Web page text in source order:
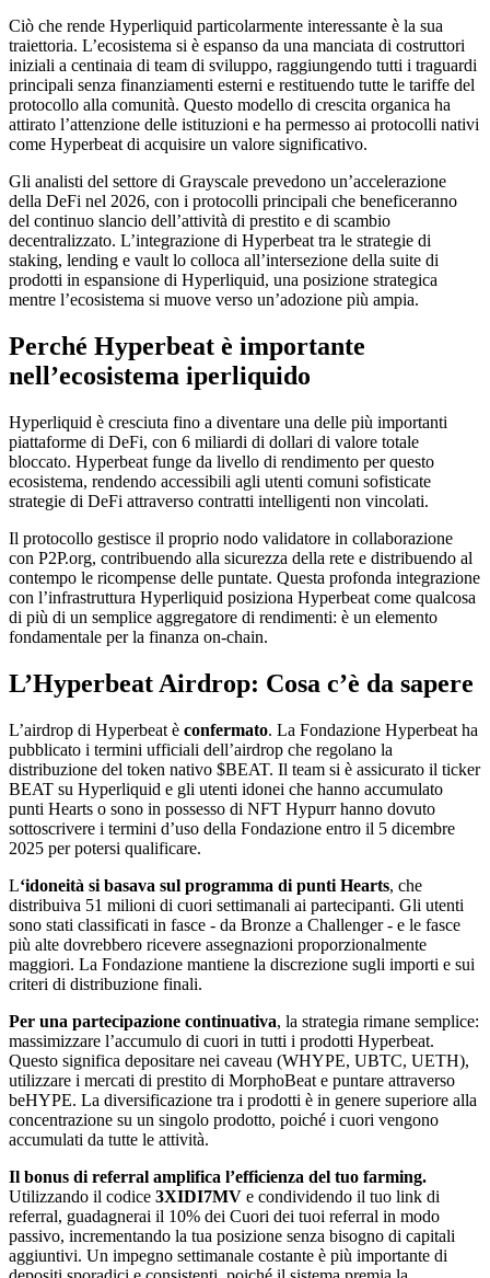
Ciò che rende Hyperliquid particolarmente interessante è la sua
traiettoria. L’ecosistema si è espanso da una manciata di costruttori
iniziali a centinaia di team di sviluppo, raggiungendo tutti i traguardi
principali senza finanziamenti esterni e restituendo tutte le tariffe del
protocollo alla comunità. Questo modello di crescita organica ha
attirato l’attenzione delle istituzioni e ha permesso ai protocolli nativi
come Hyperbeat di acquisire un valore significativo.
Gli analisti del settore di Grayscale prevedono un’accelerazione
della DeFi nel 2026, con i protocolli principali che beneficeranno
del continuo slancio dell’attività di prestito e di scambio
decentralizzato. L’integrazione di Hyperbeat tra le strategie di
staking, lending e vault lo colloca all’intersezione della suite di
prodotti in espansione di Hyperliquid, una posizione strategica
mentre l’ecosistema si muove verso un’adozione più ampia.
Perché Hyperbeat è importante
nell’ecosistema iperliquido
Hyperliquid è cresciuta fino a diventare una delle più importanti
piattaforme di DeFi, con 6 miliardi di dollari di valore totale
bloccato. Hyperbeat funge da livello di rendimento per questo
ecosistema, rendendo accessibili agli utenti comuni sofisticate
strategie di DeFi attraverso contratti intelligenti non vincolati.
Il protocollo gestisce il proprio nodo validatore in collaborazione
con P2P.org, contribuendo alla sicurezza della rete e distribuendo al
contempo le ricompense delle puntate. Questa profonda integrazione
con l’infrastruttura Hyperliquid posiziona Hyperbeat come qualcosa
di più di un semplice aggregatore di rendimenti: è un elemento
fondamentale per la finanza on-chain.
L’Hyperbeat Airdrop: Cosa c’è da sapere
L’airdrop di Hyperbeat è confermato. La Fondazione Hyperbeat ha
pubblicato i termini ufficiali dell’airdrop che regolano la
distribuzione del token nativo $BEAT. Il team si è assicurato il ticker
BEAT su Hyperliquid e gli utenti idonei che hanno accumulato
punti Hearts o sono in possesso di NFT Hypurr hanno dovuto
sottoscrivere i termini d’uso della Fondazione entro il 5 dicembre
2025 per potersi qualificare.
L‘idoneità si basava sul programma di punti Hearts, che
distribuiva 51 milioni di cuori settimanali ai partecipanti. Gli utenti
sono stati classificati in fasce - da Bronze a Challenger - e le fasce
più alte dovrebbero ricevere assegnazioni proporzionalmente
maggiori. La Fondazione mantiene la discrezione sugli importi e sui
criteri di distribuzione finali.
Per una partecipazione continuativa, la strategia rimane semplice:
massimizzare l’accumulo di cuori in tutti i prodotti Hyperbeat.
Questo significa depositare nei caveau (WHYPE, UBTC, UETH),
utilizzare i mercati di prestito di MorphoBeat e puntare attraverso
beHYPE. La diversificazione tra i prodotti è in genere superiore alla
concentrazione su un singolo prodotto, poiché i cuori vengono
accumulati da tutte le attività.
Il bonus di referral amplifica l’efficienza del tuo farming.
Utilizzando il codice 3XIDI7MV e condividendo il tuo link di
referral, guadagnerai il 10% dei Cuori dei tuoi referral in modo
passivo, incrementando la tua posizione senza bisogno di capitali
aggiuntivi. Un impegno settimanale costante è più importante di